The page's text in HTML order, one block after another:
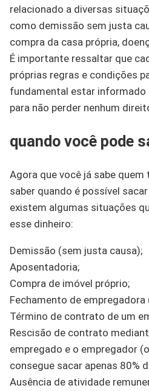
relacionado a diversas
como demissão sem justa
compra da casa própria,
É importante ressaltar que
próprias regras e condições
fundamental estar informado
para não perder nenhum
quando você pode
Agora que você já sabe
saber quando é possível
existem algumas situações
esse dinheiro:
Demissão (sem justa causa);
Aposentadoria;
Compra de imóvel próprio;
Fechamento de empregadora
Término de contrato de um
Rescisão de contrato
empregado e o empregador
consegue sacar apenas 80%
Ausência de atividade